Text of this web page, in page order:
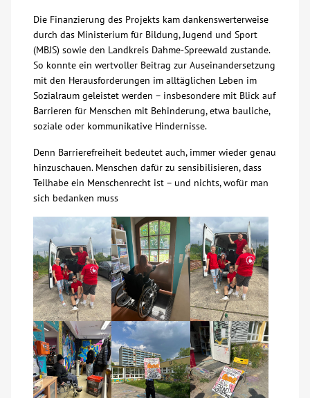
Die Finanzierung des Projekts kam dankenswerterweise
durch das Ministerium für Bildung, Jugend und Sport
(MBJS) sowie den Landkreis Dahme-Spreewald zustande.
So konnte ein wertvoller Beitrag zur Auseinandersetzung
mit den Herausforderungen im alltäglichen Leben im
Sozialraum geleistet werden – insbesondere mit Blick auf
Barrieren für Menschen mit Behinderung, etwa bauliche,
soziale oder kommunikative Hindernisse.
Denn Barrierefreiheit bedeutet auch, immer wieder genau
hinzuschauen. Menschen dafür zu sensibilisieren, dass
Teilhabe ein Menschenrecht ist – und nichts, wofür man
sich bedanken muss